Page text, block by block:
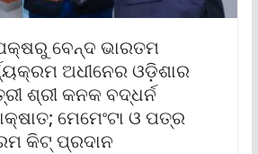
ବେନ୍ଦ ଭାରତମ
ଅଧୀନେର ଓଡ଼ିଶାର
ଶ୍ରୀ କନକ ବଦ୍ଧର୍ନ
ମେମେଂଟା ଓ ପତ୍ର
କିଟ୍ ପ୍ରଦାନ